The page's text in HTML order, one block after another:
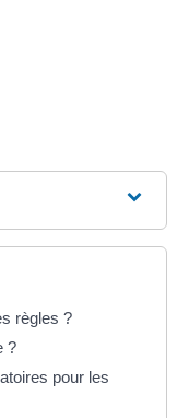
règles ?
?
pour les